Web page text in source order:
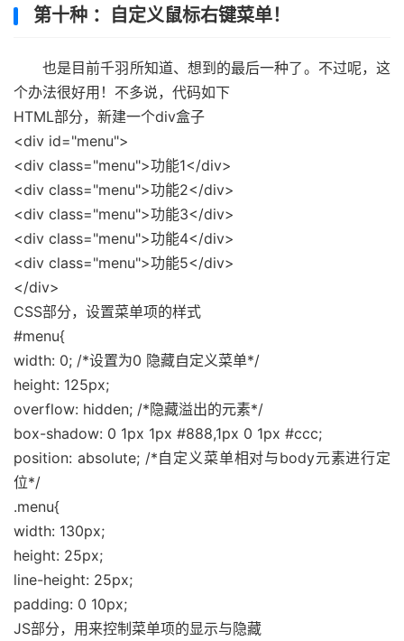
第十种 ：自定义鼠标右键菜单！
也是目前千羽所知道、想到的最后一种了。不过呢，这
个办法很好用！不多说，代码如下
HTML部分，新建一个div盒子
<div id="menu">
<div class="menu">功能1</div>
<div class="menu">功能2</div>
<div class="menu">功能3</div>
<div class="menu">功能4</div>
<div class="menu">功能5</div>
</div>
CSS部分，设置菜单项的样式
#menu{
width: 0; /*设置为0 隐藏自定义菜单*/
height: 125px;
overflow: hidden; /*隐藏溢出的元素*/
box-shadow: 0 1px 1px #888,1px 0 1px #ccc;
position: absolute; /*自定义菜单相对与body元素进行定
位*/
.menu{
width: 130px;
height: 25px;
line-height: 25px;
padding: 0 10px;
JS部分，用来控制菜单项的显示与隐藏